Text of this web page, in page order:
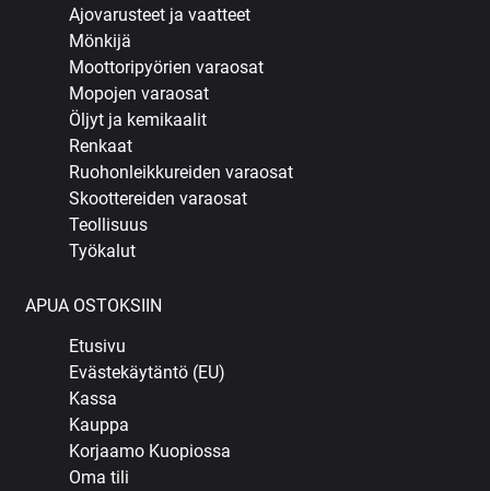
Ajovarusteet ja vaatteet
Mönkijä
Moottoripyörien varaosat
Mopojen varaosat
Öljyt ja kemikaalit
Renkaat
Ruohonleikkureiden varaosat
Skoottereiden varaosat
Teollisuus
Työkalut
APUA OSTOKSIIN
Etusivu
Evästekäytäntö (EU)
Kassa
Kauppa
Korjaamo Kuopiossa
Oma tili